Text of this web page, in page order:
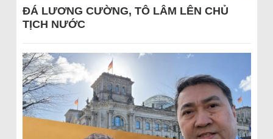
ĐÁ LƯƠNG CƯỜNG, TÔ LÂM LÊN CHỦ
TỊCH NƯỚC